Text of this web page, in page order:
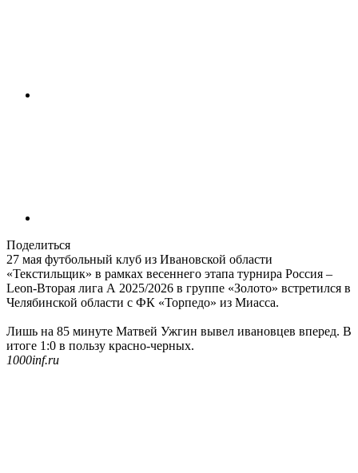
Поделиться
27 мая футбольный клуб из Ивановской области
«Текстильщик» в рамках весеннего этапа турнира Россия –
Leon-Вторая лига А 2025/2026 в группе «Золото» встретился в
Челябинской области с ФК «Торпедо» из Миасса.
Лишь на 85 минуте Матвей Ужгин вывел ивановцев вперед. В
итоге 1:0 в пользу красно-черных.
1000inf.ru